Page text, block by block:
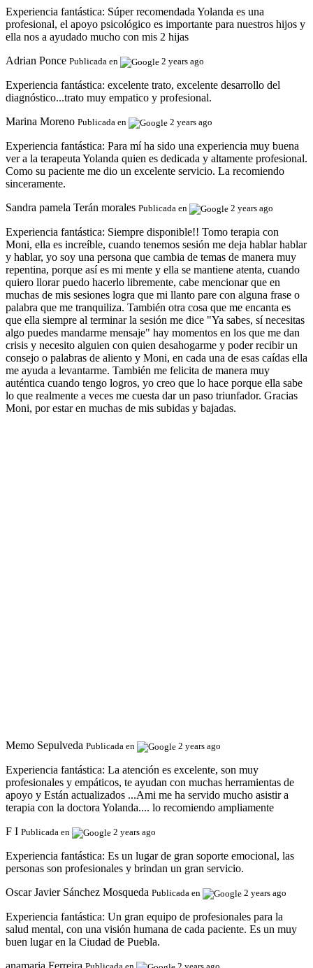
Experiencia fantástica: Súper recomendada Yolanda es una
profesional, el apoyo psicológico es importante para nuestros hijos y
ella nos a ayudado mucho con mis 2 hijas
Adrian Ponce Publicada en 2 years ago
Experiencia fantástica: excelente trato, excelente desarrollo del
diagnóstico...trato muy empatico y profesional.
Marina Moreno Publicada en 2 years ago
Experiencia fantástica: Para mí ha sido una experiencia muy buena
ver a la terapeuta Yolanda quien es dedicada y altamente profesional.
Como su paciente me dio un excelente servicio. La recomiendo
sinceramente.
Sandra pamela Terán morales Publicada en 2 years ago
Experiencia fantástica: Siempre disponible!! Tomo terapia con
Moni, ella es increíble, cuando tenemos sesión me deja hablar hablar
y hablar, yo soy una persona que cambia de temas de manera muy
repentina, porque así es mi mente y ella se mantiene atenta, cuando
quiero llorar puedo hacerlo libremente, cabe mencionar que en
muchas de mis sesiones logra que mi llanto pare con alguna frase o
palabra que me tranquiliza. También otra cosa que me encanta es
que ella siempre al terminar la sesión me dice "Ya sabes, sí necesitas
algo puedes mandarme mensaje" hay momentos en los que me dan
crisis y necesito alguien con quien desahogarme y poder recibir un
consejo o palabras de aliento y Moni, en cada una de esas caídas ella
me ayuda a levantarme. También me felicita de manera muy
auténtica cuando tengo logros, yo creo que lo hace porque ella sabe
lo que realmente a veces me cuesta dar un paso triunfador. Gracias
Moni, por estar en muchas de mis subidas y bajadas.
Memo Sepulveda Publicada en 2 years ago
Experiencia fantástica: La atención es excelente, son muy
profesionales y empáticos, te ayudan con muchas herramientas de
apoyo y Están actualizados ...Ami me ha servido mucho asistir a
terapia con la doctora Yolanda.... lo recomiendo ampliamente
F I Publicada en 2 years ago
Experiencia fantástica: Es un lugar de gran soporte emocional, las
personas son profesionales y brindan un gran servicio.
Oscar Javier Sánchez Mosqueda Publicada en 2 years ago
Experiencia fantástica: Un gran equipo de profesionales para la
salud mental, con una visión humana de cada paciente. Es un muy
buen lugar en la Ciudad de Puebla.
anamaria Ferreira